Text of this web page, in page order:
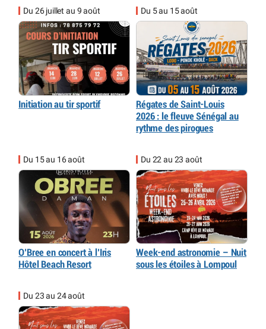
Du 26 juillet au 9 août
Initiation au tir sportif
Du 5 au 15 août
Régates de Saint-Louis
2026 : le fleuve Sénégal au
rythme des pirogues
Du 15 au 16 août
O’Bree en concert à l’Iris
Hôtel Beach Resort
Du 22 au 23 août
Week-end astronomie – Nuit
sous les étoiles à Lompoul
Du 23 au 24 août